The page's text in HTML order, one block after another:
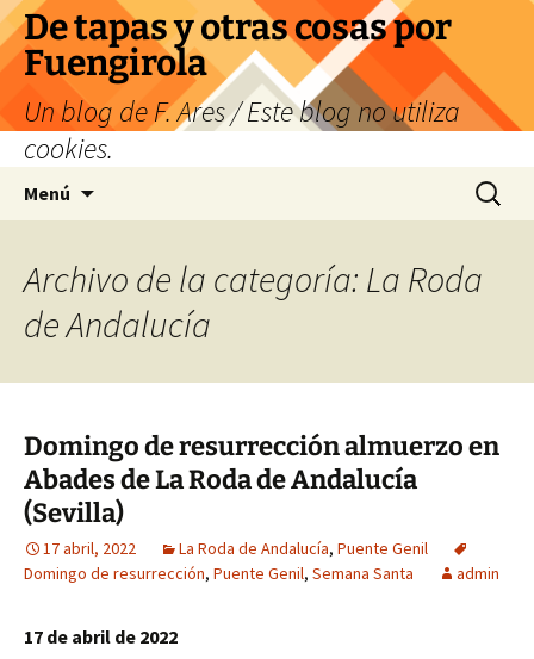
Saltar
al
contenido
De tapas y otras cosas por
Fuengirola
Un blog de F. Ares / Este blog no utiliza
cookies.
Menú Buscar:
Archivo de la categoría: La Roda
de Andalucía
Domingo de resurrección almuerzo en
Abades de La Roda de Andalucía
(Sevilla)
17 abril, 2022 La Roda de Andalucía, Puente Genil
Domingo de resurrección, Puente Genil, Semana Santa admin
17 de abril de 2022